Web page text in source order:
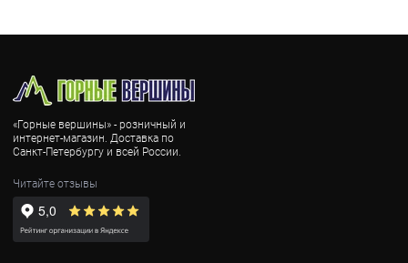
«Горные вершины» - розничный и
интернет-магазин. Доставка по
Санкт-Петербургу и всей России.
Читайте отзывы